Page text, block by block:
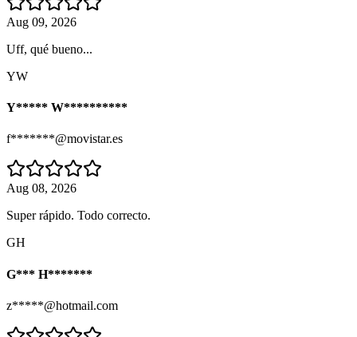
Aug 09, 2026
Uff, qué bueno...
YW
Y***** W**********
f*******@movistar.es
Aug 08, 2026
Super rápido. Todo correcto.
GH
G*** H*******
z*****@hotmail.com